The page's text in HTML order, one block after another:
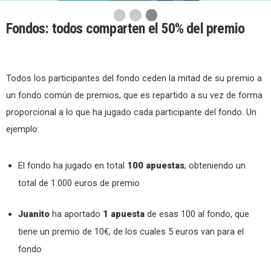
Paso 1Paso 2Paso 3
Actual
Fondos: todos comparten el 50% del premio
Todos los participantes del fondo ceden la mitad de su premio a
un fondo común de premios, que es repartido a su vez de forma
proporcional a lo que ha jugado cada participante del fondo. Un
ejemplo:
El fondo ha jugado en total 100 apuestas, obteniendo un
total de 1.000 euros de premio
Juanito ha aportado 1 apuesta de esas 100 al fondo, que
tiene un premio de 10€, de los cuales 5 euros van para el
fondo